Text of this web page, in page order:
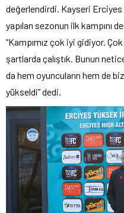
değerlendirdi. Kayseri
yapılan sezonun ilk kampını
“Kampımız çok iyi gidiyor.
şartlarda çalıştık. Bunun
da hem oyuncuların hem de
yükseldi” dedi.